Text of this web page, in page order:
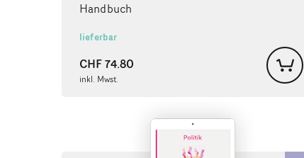
Handbuch
lieferbar
CHF74.80
inkl. Mwst.